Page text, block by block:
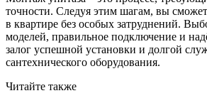
точности. Следуя этим шагам, вы
в квартире без особых затруднений.
моделей, правильное подключение и
залог успешной установки и долгой
сантехнического оборудования.
Читайте также